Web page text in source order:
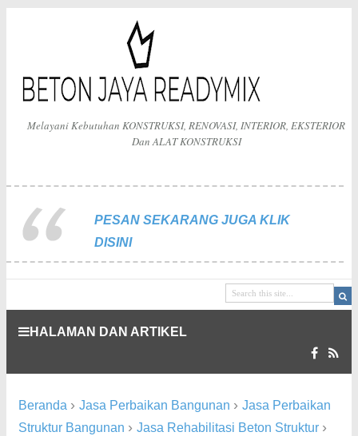
Melayani Kebutuhan KONSTRUKSI, RENOVASI, INTERIOR, EKSTERIOR
Dan ALAT KONSTRUKSI
PESAN SEKARANG JUGA KLIK
DISINI
HALAMAN DAN ARTIKEL
Beranda › Jasa Perbaikan Bangunan › Jasa Perbaikan
Struktur Bangunan › Jasa Rehabilitasi Beton Struktur ›